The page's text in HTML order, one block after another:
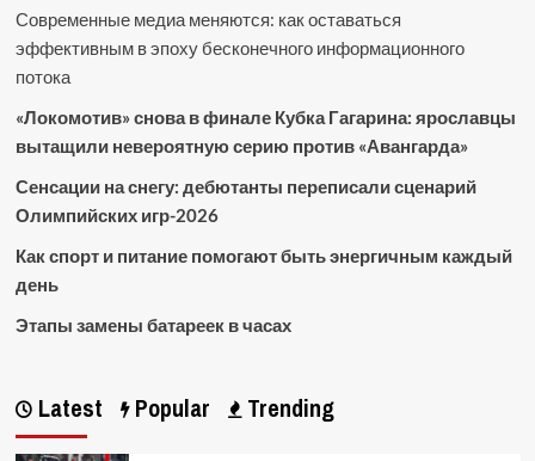
Современные медиа меняются: как оставаться
эффективным в эпоху бесконечного информационного
потока
«Локомотив» снова в финале Кубка Гагарина: ярославцы
вытащили невероятную серию против «Авангарда»
Сенсации на снегу: дебютанты переписали сценарий
Олимпийских игр-2026
Как спорт и питание помогают быть энергичным каждый
день
Этапы замены батареек в часах
Latest Popular Trending